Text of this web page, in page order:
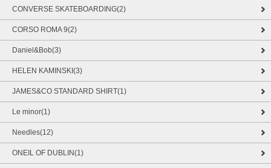
CONVERSE SKATEBOARDING(2)
CORSO ROMA 9(2)
Daniel&Bob(3)
HELEN KAMINSKI(3)
JAMES&CO STANDARD SHIRT(1)
Le minor(1)
Needles(12)
ONEIL OF DUBLIN(1)